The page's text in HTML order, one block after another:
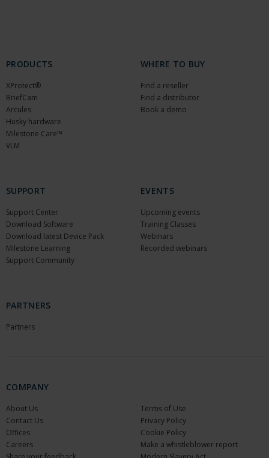
PRODUCTS
XProtect®
BriefCam
Arcules
Husky hardware
Milestone Care™
VLM
WHERE TO BUY
Find a reseller
Find a distributor
Book a demo
SUPPORT
Support Center
Download Software
Download latest Device Pack
Milestone Learning
Support Community
EVENTS
Upcoming events
Training Classes
Webinars
Recorded webinars
PARTNERS
Partners
COMPANY
About Us
Contact Us
Offices
Careers
Terms of Use
Privacy Policy
Cookie Policy
Make a whistleblower report